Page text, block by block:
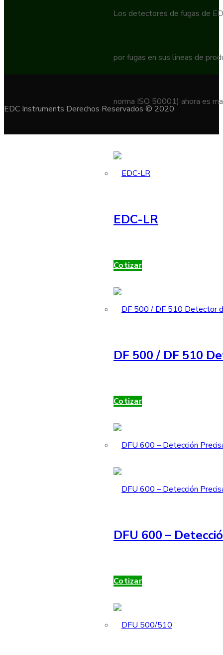
Los detectores de fugas de
por fugas en sus lineas de
norma ISO 50001) ahora es
EDC-LR
Cotizar
DF 500 / DF 510
Cotizar
DFU 600 –
Cotizar
EDC Instruments Derechos Reservados © 2020